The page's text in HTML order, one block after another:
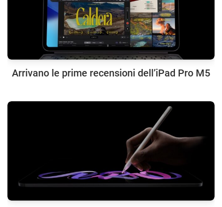
Arrivano le prime recensioni dell’iPad Pro M5